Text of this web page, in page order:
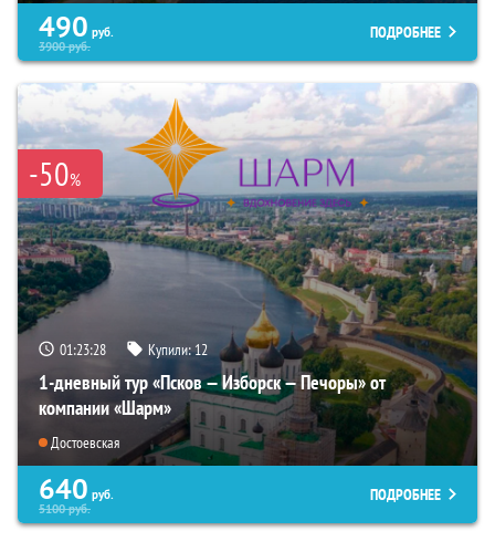
490 руб.
3900руб.
ПОДРОБНЕЕ
-50%
01:23:27 Купили:12
1-дневный тур «Псков — Изборск — Печоры» от
компании «Шарм»
Достоевская
640 руб.
5100руб.
ПОДРОБНЕЕ